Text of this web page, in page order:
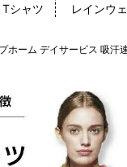
シャツ レインウ
ーム デイサービス 吸